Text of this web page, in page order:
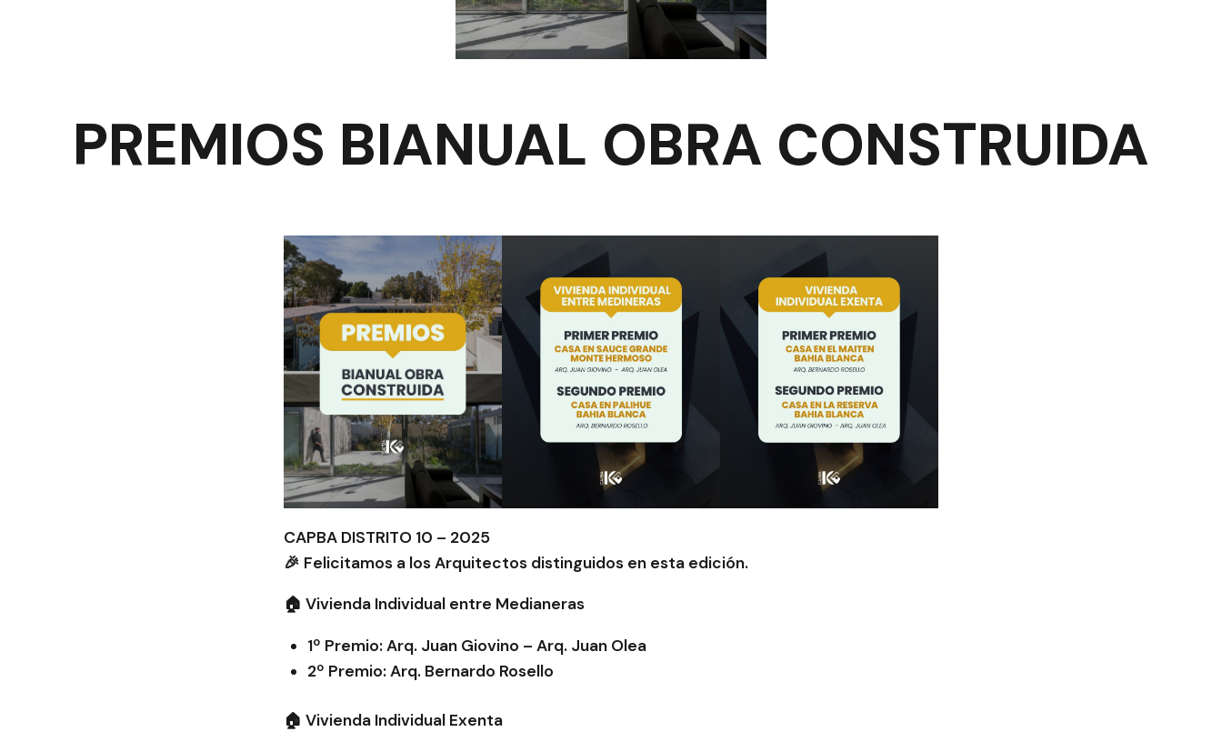
PREMIOS BIANUAL OBRA CONSTRUIDA
CAPBA DISTRITO 10 – 2025
🎉 Felicitamos a los Arquitectos distinguidos en esta edición.
🏠 Vivienda Individual entre Medianeras
1º Premio: Arq. Juan Giovino – Arq. Juan Olea
2º Premio: Arq. Bernardo Rosello
🏠 Vivienda Individual Exenta